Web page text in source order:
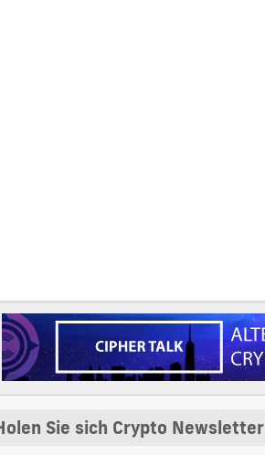
Sie sich Crypto Newsletter